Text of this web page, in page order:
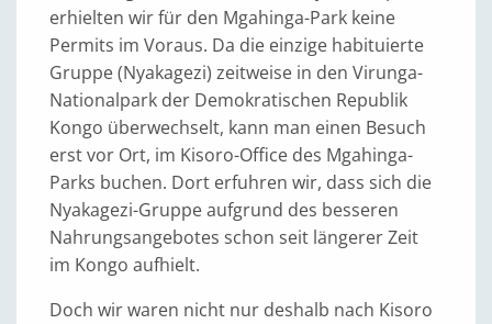
erhielten wir für den Mgahinga-Park keine
Permits im Voraus. Da die einzige habituierte
Gruppe (Nyakagezi) zeitweise in den Virunga-
Nationalpark der Demokratischen Republik
Kongo überwechselt, kann man einen Besuch
erst vor Ort, im Kisoro-Office des Mgahinga-
Parks buchen. Dort erfuhren wir, dass sich die
Nyakagezi-Gruppe aufgrund des besseren
Nahrungsangebotes schon seit längerer Zeit
im Kongo aufhielt.
Doch wir waren nicht nur deshalb nach Kisoro